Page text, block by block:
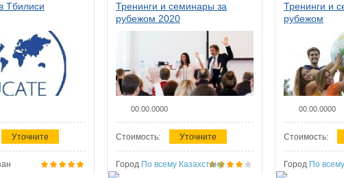
Тбилиси
Уточните
Тренинги и семинары за
рубежом 2020
00.00.0000
Стоимость: Уточните
Город По всему Казахстану
Тренинги и
рубежом
00.00.0000
Стоимость:
Город По